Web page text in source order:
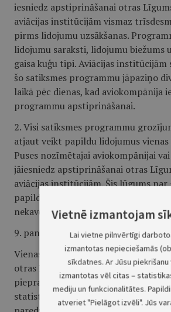
iesniedz apstiprināšanai otras
aviācijas institūcijām vismaz
pirms lidojumu uzsākšanas.
lidojumu saraksti, lidojumu biežums
gaisa kuģu tipi. Aviācijas institūcijām
šo satiksmes programmu jāpaziņo
laikā pēc dienas, kad aviokompānija
programmu apstiprināšanai.
2. Visi satiksmes programmu
atjaut veikt papildu lidojumus vienas
Puses nozīmētajai aviokompānijai
jāiesniedz apstiprināšanai otras
aviācijas institūcijām. Šis lūgums
papildu lidojumiem aviācijas
nekavējoties.
9. pants.
Informācija un statistika
Vienas Līgumslēdzējas Puses
otras Līgumslēdzējas Puses aviācijas
pieprasījuma jāiesniedz tām tāda
statistikas dati par gaisa satiksmi,
Vietnē izmantojam
Lai vietne pilnvērtīgi
izmantotas nepieciešamās
sīkdatnes. Ar Jūsu
izmantotas vēl citas –
mediju un funkcionalitātes.
atveriet "Pielāgot izvēli". Jūs